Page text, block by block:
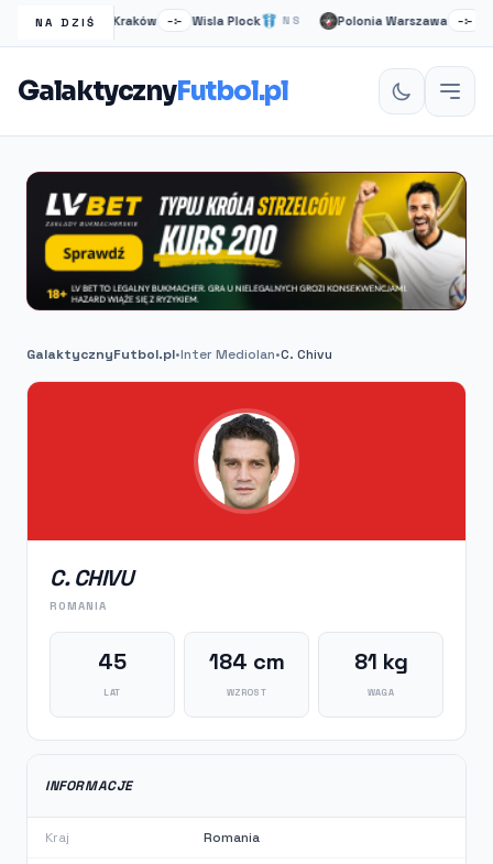
NA DZIŚ
Wisła Kraków –:– Wisla Plock NS Polonia Warszawa –:–
GalaktycznyFutbol.pl
GalaktycznyFutbol.pl•Inter Mediolan•C. Chivu
C. CHIVU
ROMANIA
45
LAT
184 cm
WZROST
81 kg
WAGA
INFORMACJE
Kraj Romania